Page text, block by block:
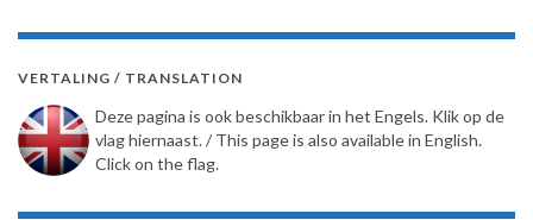
VERTALING / TRANSLATION
Deze pagina is ook beschikbaar in het Engels. Klik op de
vlag hiernaast. / This page is also available in English.
Click on the flag.